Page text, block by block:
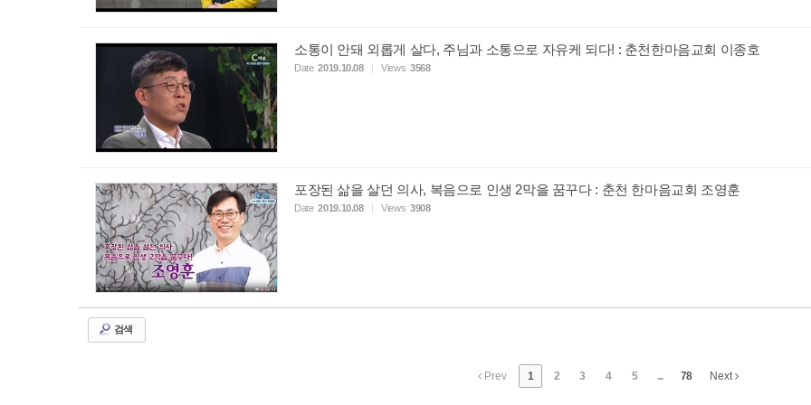
소통이 안돼 외롭게 살다, 주님과 소통으로 자유케 되다! : 춘천한마음교회 이종호
Date 2019.10.08 Views 3568
포장된 삶을 살던 의사, 복음으로 인생 2막을 꿈꾸다 : 춘천 한마음교회 조영훈
Date 2019.10.08 Views 3908
검색
Prev 1 2 3 4 5 ... 78 Next